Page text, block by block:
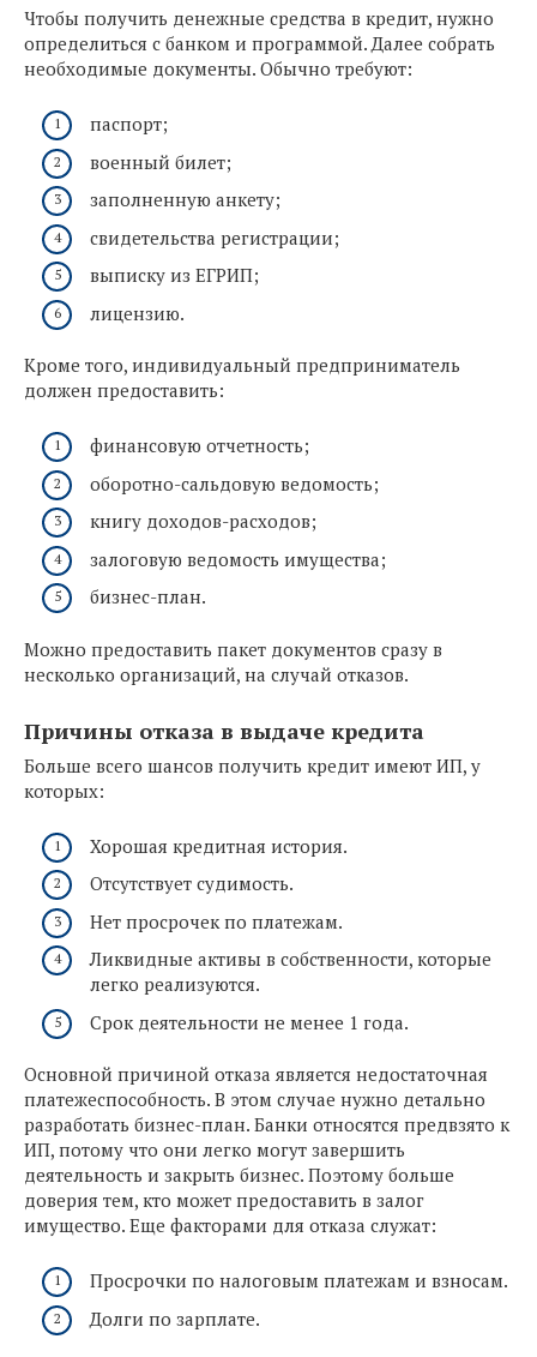
Чтобы получить денежные средства в кредит, нужно
определиться с банком и программой. Далее собрать
необходимые документы. Обычно требуют:
паспорт;
военный билет;
заполненную анкету;
свидетельства регистрации;
выписку из ЕГРИП;
лицензию.
Кроме того, индивидуальный предприниматель
должен предоставить:
финансовую отчетность;
оборотно-сальдовую ведомость;
книгу доходов-расходов;
залоговую ведомость имущества;
бизнес-план.
Можно предоставить пакет документов сразу в
несколько организаций, на случай отказов.
Причины отказа в выдаче кредита
Больше всего шансов получить кредит имеют ИП, у
которых:
Хорошая кредитная история.
Отсутствует судимость.
Нет просрочек по платежам.
Ликвидные активы в собственности, которые
легко реализуются.
Срок деятельности не менее 1 года.
Основной причиной отказа является недостаточная
платежеспособность. В этом случае нужно детально
разработать бизнес-план. Банки относятся предвзято к
ИП, потому что они легко могут завершить
деятельность и закрыть бизнес. Поэтому больше
доверия тем, кто может предоставить в залог
имущество. Еще факторами для отказа служат:
Просрочки по налоговым платежам и взносам.
Долги по зарплате.